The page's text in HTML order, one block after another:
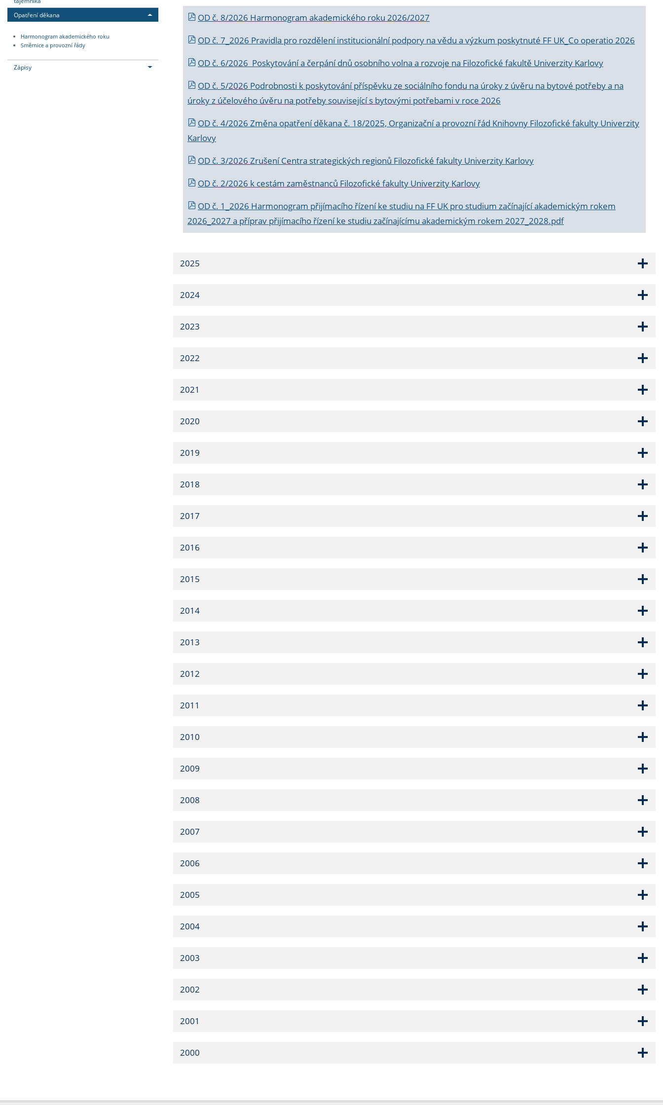
Opatření děkana
Harmonogram akademického roku
Směrnice a provozní řády
Zápisy
OD č. 8/2026 Harmonogram akademického roku 2026/2027
OD č. 7_2026 Pravidla pro rozdělení institucionální podpory na vědu a výzkum poskytnuté FF UK_Co operatio 2026
OD č. 6/2026 Poskytování a čerpání dnů osobního volna a rozvoje na Filozofické fakultě Univerzity Karlovy
OD č. 5/2026 Podrobnosti k poskytování příspěvku ze sociálního fondu na úroky z úvěru na bytové potřeby a na
úroky z účelového úvěru na potřeby související s bytovými potřebami v roce 2026
OD č. 4/2026 Změna opatření děkana č. 18/2025, Organizační a provozní řád Knihovny Filozofické fakulty Univerzity
Karlovy
OD č. 3/2026 Zrušení Centra strategických regionů Filozofické fakulty Univerzity Karlovy
OD č. 2/2026 k cestám zaměstnanců Filozofické fakulty Univerzity Karlovy
OD č. 1_2026 Harmonogram přijímacího řízení ke studiu na FF UK pro studium začínající akademickým rokem
2026_2027 a příprav přijímacího řízení ke studiu začínajícímu akademickým rokem 2027_2028.pdf
2025
2024
2023
2022
2021
2020
2019
2018
2017
2016
2015
2014
2013
2012
2011
2010
2009
2008
2007
2006
2005
2004
2003
2002
2001
2000